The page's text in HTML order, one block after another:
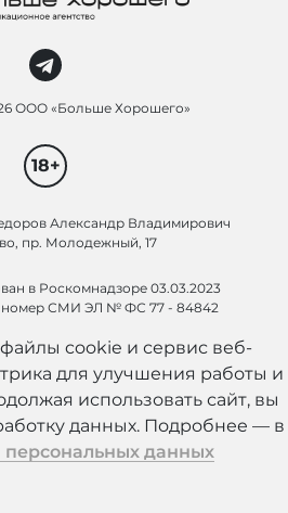
ООО «Больше Хорошего»
18+
Александр Владимирович
пр. Молодежный, 17
в Роскомнадзоре 03.03.2023
номер СМИ ЭЛ № ФС 77 - 84842
файлы cookie и сервис веб-
для улучшения работы и
использовать сайт, вы
данных. Подробнее — в
данных